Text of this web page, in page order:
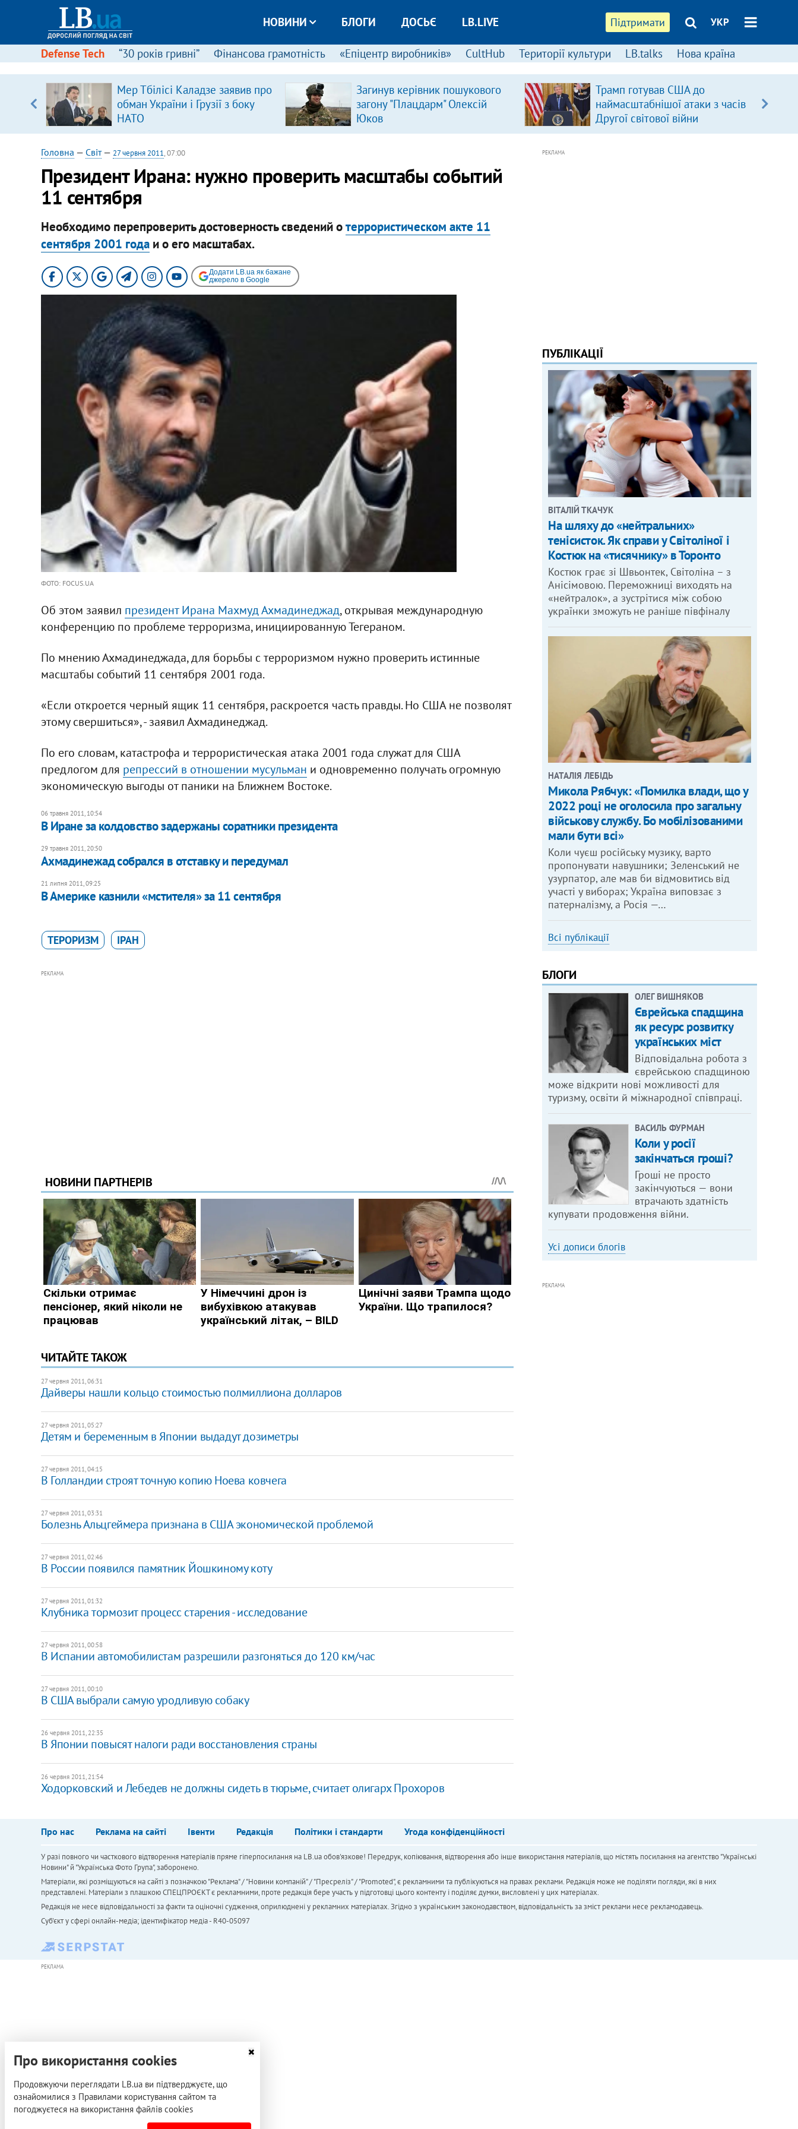
Підтримати УКР
НОВИНИ БЛОГИ ДОСЬЄ LB.LIVE
Defense Tech “30 років гривні” Фінансова грамотність «Епіцентр виробників» CultHub Території культури LB.talks Нова країна
Мер Тбілісі Каладзе заявив про
обман України і Грузії з боку
НАТО
Загинув керівник пошукового
загону "Плацдарм" Олексій
Юков
Трамп готував США до
наймасштабнішої атаки з часів
Другої світової війни
Головна — Світ— 27 червня 2011, 07:00
Президент Ирана: нужно проверить масштабы событий
11 сентября
Необходимо перепроверить достоверность сведений отеррористическом акте 11
сентября 2001 годаи о его масштабах.
Додати LB.ua як бажане
джерело в Google
ФОТО: FOCUS.UA
Об этом заявил президент Ирана Махмуд Ахмадинеджад, открывая международную
конференцию по проблеме терроризма, инициированную Тегераном.
По мнению Ахмадинеджада, для борьбы с терроризмом нужно проверить истинные
масштабы событий 11 сентября 2001 года.
«Если откроется черный ящик 11 сентября, раскроется часть правды. Но США не позволят
этому свершиться», - заявил Ахмадинеджад.
По его словам, катастрофа и террористическая атака 2001 года служат для США
предлогом для репрессий в отношении мусульман и одновременно получать огромную
экономическую выгоды от паники на Ближнем Востоке.
06 травня 2011, 10:54
В Иране за колдовство задержаны соратники президента
29 травня 2011, 20:50
Ахмадинежад собрался в отставку и передумал
21 липня 2011, 09:25
В Америке казнили «мстителя» за 11 сентября
ТЕРОРИЗМ ІРАН
РЕКЛАМА
ЧИТАЙТЕ ТАКОЖ
27 червня 2011, 06:31
Дайверы нашли кольцо стоимостью полмиллиона долларов
27 червня 2011, 05:27
Детям и беременным в Японии выдадут дозиметры
27 червня 2011, 04:15
В Голландии строят точную копию Ноева ковчега
27 червня 2011, 03:31
Болезнь Альцгеймера признана в США экономической проблемой
27 червня 2011, 02:46
В России появился памятник Йошкиному коту
27 червня 2011, 01:32
Клубника тормозит процесс старения - исследование
27 червня 2011, 00:58
В Испании автомобилистам разрешили разгоняться до 120 км/час
27 червня 2011, 00:10
В США выбрали самую уродливую собаку
26 червня 2011, 22:35
В Японии повысят налоги ради восстановления страны
26 червня 2011, 21:54
Ходорковский и Лебедев не должны сидеть в тюрьме, считает олигарх Прохоров
РЕКЛАМА
ПУБЛІКАЦІЇ
ВІТАЛІЙ ТКАЧУК
На шляху до «нейтральних»
тенісисток. Як справи у Світоліної і
Костюк на «тисячнику» в Торонто
Костюк грає зі Швьонтек, Світоліна – з
Анісімовою. Переможниці виходять на
«нейтралок», а зустрітися між собою
українки зможуть не раніше півфіналу
НАТАЛІЯ ЛЕБІДЬ
Микола Рябчук: «Помилка влади, що у
2022 році не оголосила про загальну
військову службу. Бо мобілізованими
мали бути всі»
Коли чуєш російську музику, варто
пропонувати навушники; Зеленський не
узурпатор, але мав би відмовитись від
участі у виборах; Україна виповзає з
патерналізму, а Росія —…
Всі публікації
БЛОГИ
ОЛЕГ ВИШНЯКОВ
Єврейська спадщина
як ресурс розвитку
українських міст
Відповідальна робота з
єврейською спадщиною
може відкрити нові можливості для
туризму, освіти й міжнародної співпраці.
ВАСИЛЬ ФУРМАН
Коли у росії
закінчаться гроші?
Гроші не просто
закінчуються — вони
втрачають здатність
купувати продовження війни.
Усі дописи блогів
РЕКЛАМА
Про нас Реклама на сайті Івенти Редакція Політики і стандарти Угода конфіденційності
У разі повного чи часткового відтворення матеріалів пряме гіперпосилання на LB.ua обов'язкове! Передрук, копіювання, відтворення або інше використання матеріалів, що містять посилання на агентство "Українськi
Новини" й "Українська Фото Група", заборонено.
Матеріали, які розміщуються на сайті з позначкою "Реклама" / "Новини компаній" / "Пресреліз" / "Promoted", є рекламними та публікуються на правах реклами. Редакція може не поділяти погляди, які в них
представлені. Матеріали з плашкою СПЕЦПРОЄКТ є рекламними, проте редакція бере участь у підготовці цього контенту і поділяє думки, висловлені у цих матеріалах.
Редакція не несе відповідальності за факти та оціночні судження, оприлюднені у рекламних матеріалах. Згідно з українським законодавством, відповідальність за зміст реклами несе рекламодавець.
Cуб'єкт у сфері онлайн-медіа; ідентифікатор медіа - R40-05097
РЕКЛАМА
Про використання cookies
Продовжуючи переглядати LB.ua ви підтверджуєте, що
ознайомилися з Правилами користування сайтом та
погоджуєтеся на використання файлів cookies